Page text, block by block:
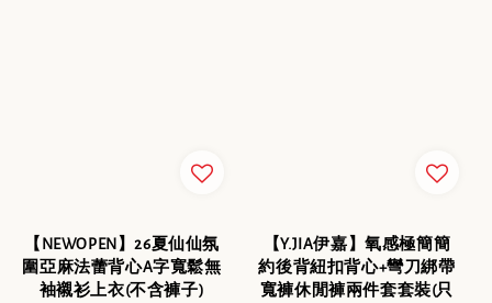
【NEWOPEN】26夏仙仙氛
圍亞麻法蕾背心A字寬鬆無
袖襯衫上衣(不含褲子)
【Y.JIA伊嘉】氧感極簡簡
約後背紐扣背心+彎刀綁帶
寬褲休閒褲兩件套套裝(只